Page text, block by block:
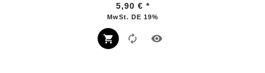
5,90 € *
MwSt. DE 19%Preis